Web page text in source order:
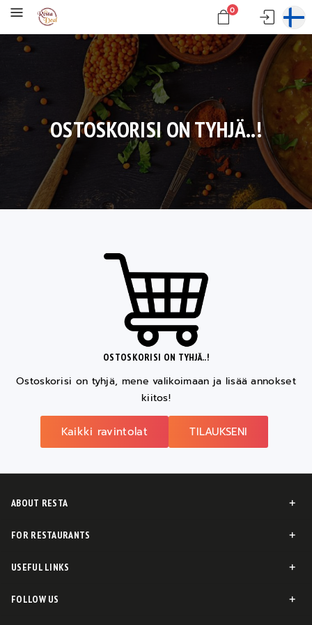
0
OSTOSKORISI ON TYHJÄ..!
OSTOSKORISI ON TYHJÄ..!
Ostoskorisi on tyhjä, mene valikoimaan ja lisää annokset
kiitos!
Kaikki ravintolat TILAUKSENI
ABOUT RESTA
FOR RESTAURANTS
USEFUL LINKS
FOLLOW US